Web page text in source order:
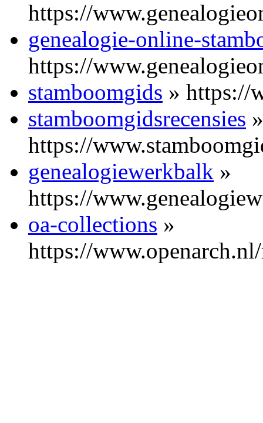
https://
genealogie-online-
https://
stamboomgids » https://
stamboomgidsrecensies »
https://
genealogiewerkbalk »
https://
oa-collections »
https://